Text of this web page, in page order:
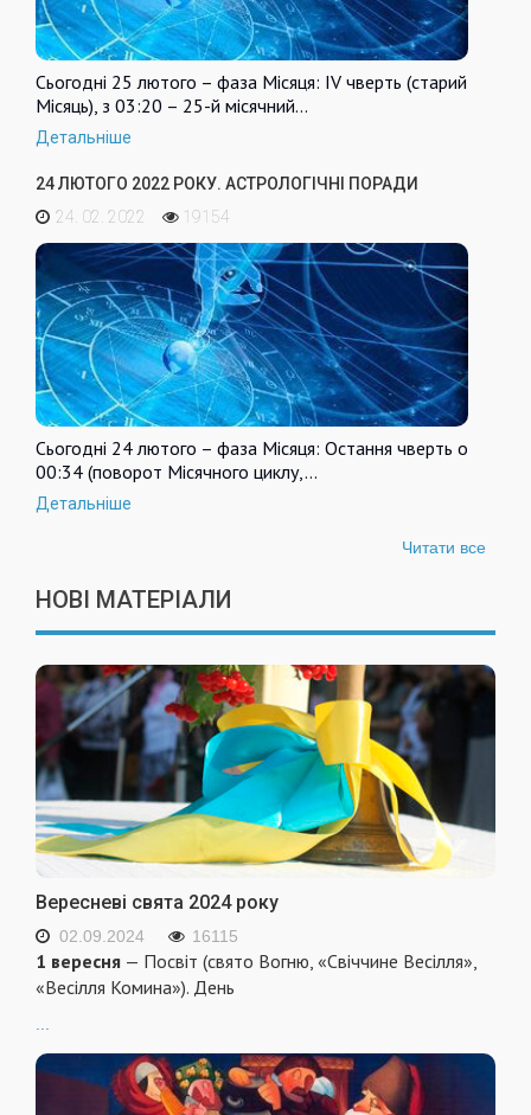
Сьогодні 25 лютого – фаза Місяця: IV чверть (старий
Місяць), з 03:20 – 25-й місячний…
Детальніше
24 ЛЮТОГО 2022 РОКУ. АСТРОЛОГІЧНІ ПОРАДИ
24. 02. 2022
19154
Сьогодні 24 лютого – фаза Місяця: Остання чверть о
00:34 (поворот Місячного циклу,…
Детальніше
Читати все
НОВІ МАТЕРІАЛИ
Вересневі свята 2024 року
02.09.2024 16115
1 вересня — Посвіт (свято Вогню, «Свіччине Весілля»,
«Весілля Комина»). День